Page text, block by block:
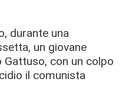
durante una
un giovane
Gattuso, con un colpo
il comunista